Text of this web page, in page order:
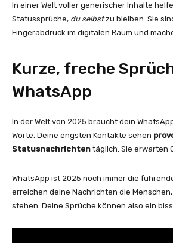
In einer Welt voller generischer Inhalte
Statussprüche, du selbstzu bleiben. Sie
Fingerabdruck im digitalen Raum und
Kurze, freche
WhatsApp
In der Welt von 2025 braucht dein
Worte. Deine engsten Kontakte sehen
Statusnachrichten täglich. Sie erwarten
WhatsApp ist 2025 noch immer die
erreichen deine Nachrichten die
stehen. Deine Sprüche können also ein